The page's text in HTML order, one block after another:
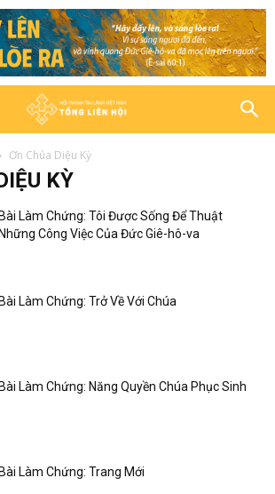
Ơn Chúa Diệu Kỳ
KỲ
Bài Làm Chứng: Tôi Được Sống Để Thuật
Những Công Việc Của Đức Giê-hô-va
Bài Làm Chứng: Trở Về Với Chúa
Bài Làm Chứng: Năng Quyền Chúa Phục Sinh
Bài Làm Chứng: Trang Mới